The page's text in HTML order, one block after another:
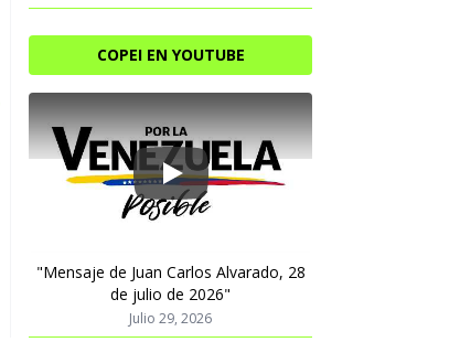
COPEI EN YOUTUBE
Play
"Mensaje de Juan Carlos Alvarado, 28
de julio de 2026"
Julio 29, 2026